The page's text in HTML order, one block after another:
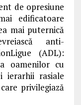
de opresiune
edificatoare
mai puternică
anti-
(ADL):
oamenilor cu
ierarhii rasiale
privilegiază